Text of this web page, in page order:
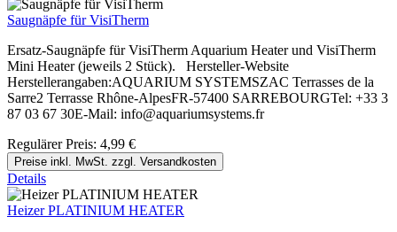
Saugnäpfe für VisiTherm
Ersatz-Saugnäpfe für VisiTherm Aquarium Heater und VisiTherm
Mini Heater (jeweils 2 Stück). Hersteller-Website
Herstellerangaben:AQUARIUM SYSTEMSZAC Terrasses de la
Sarre2 Terrasse Rhône-AlpesFR-57400 SARREBOURGTel: +33 3
87 03 67 30E-Mail: info@aquariumsystems.fr
Regulärer Preis: 4,99 €
Preise inkl. MwSt. zzgl. Versandkosten
Details
Heizer PLATINIUM HEATER